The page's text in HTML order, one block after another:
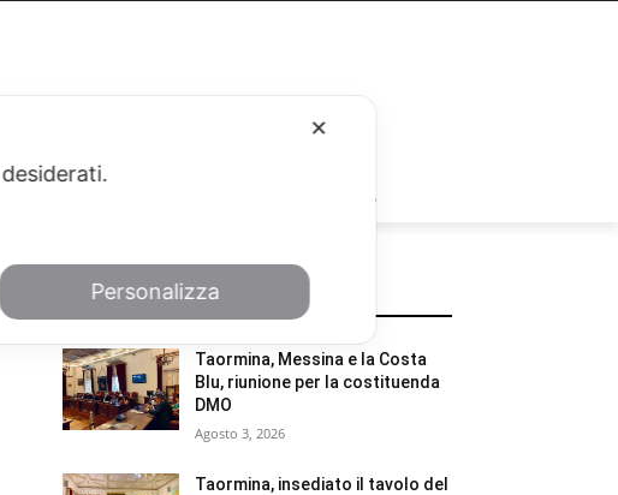
TN24TV
POTREBBE INTERESSARTI
Taormina, Messina e la Costa
Blu, riunione per la costituenda
DMO
Agosto 3, 2026
Taormina, insediato il tavolo del
✕
Personalizza